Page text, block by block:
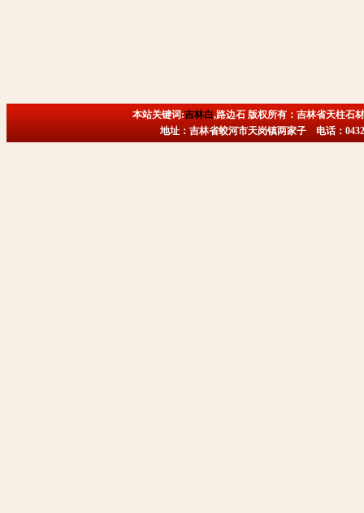
本站关键词:吉林白,路边石 版权所有：吉林省天柱石
地址：吉林省蛟河市天岗镇两家子 电话：